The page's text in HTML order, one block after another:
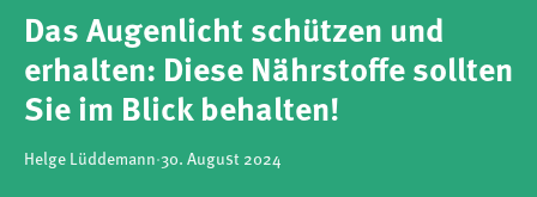
Das Augenlicht schützen und
erhalten: Diese Nährstoffe sollten
Sie im Blick behalten!
Helge Lüddemann·30. August 2024